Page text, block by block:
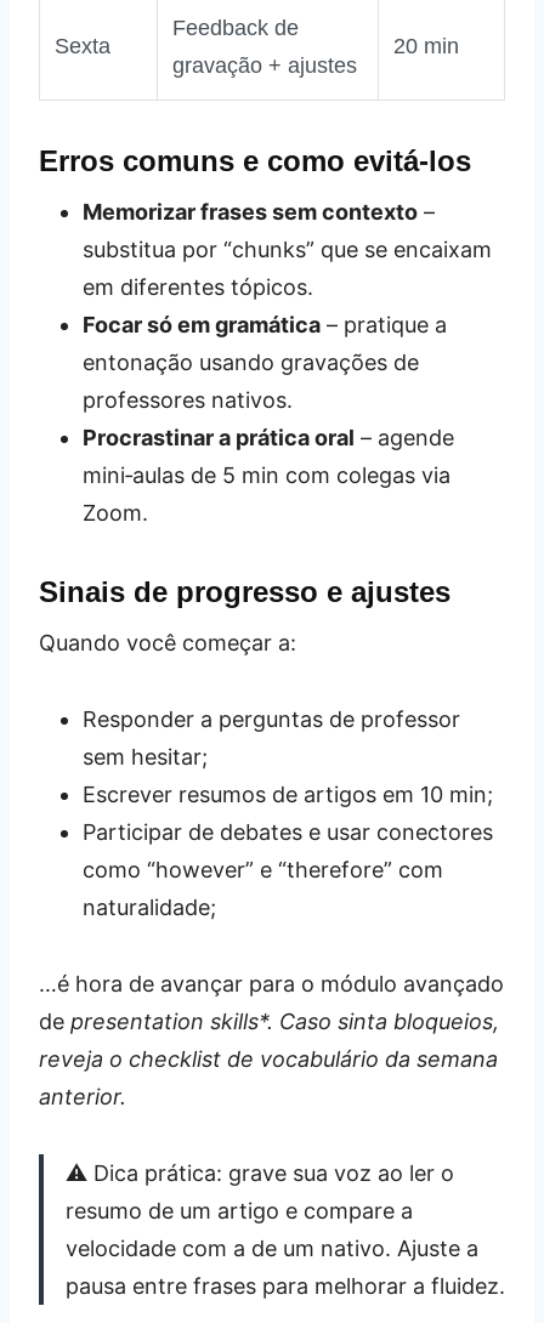
Sexta
Feedback de
gravação + ajustes
20 min
Erros comuns e como evitá‑los
Memorizar frases sem contexto –
substitua por “chunks” que se encaixam
em diferentes tópicos.
Focar só em gramática – pratique a
entonação usando gravações de
professores nativos.
Procrastinar a prática oral – agende
mini‑aulas de 5 min com colegas via
Zoom.
Sinais de progresso e ajustes
Quando você começar a:
Responder a perguntas de professor
sem hesitar;
Escrever resumos de artigos em 10 min;
Participar de debates e usar conectores
como “however” e “therefore” com
naturalidade;
…é hora de avançar para o módulo avançado
de presentation skills*. Caso sinta bloqueios,
reveja o checklist de vocabulário da semana
anterior.
⚠️ Dica prática: grave sua voz ao ler o
resumo de um artigo e compare a
velocidade com a de um nativo. Ajuste a
pausa entre frases para melhorar a fluidez.